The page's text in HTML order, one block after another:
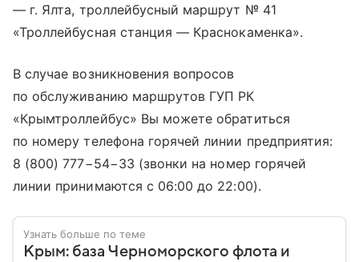
— г. Ялта, троллейбусный маршрут № 41
«Троллейбусная станция — Краснокаменка».
В случае возникновения вопросов
по обслуживанию маршрутов ГУП РК
«Крымтроллейбус» Вы можете обратиться
по номеру телефона горячей линии предприятия:
8 (800) 777−54−33 (звонки на номер горячей
линии принимаются c 06:00 до 22:00).
Узнать больше по теме
Крым: база Черноморского флота и